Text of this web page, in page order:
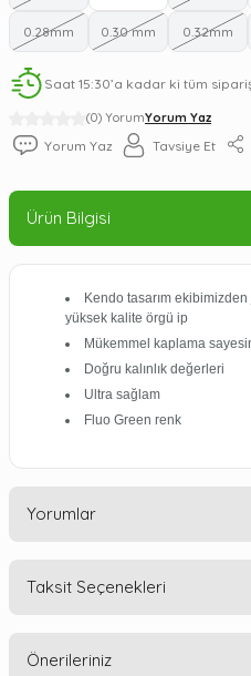
(0) YorumYorum Yaz
0.28mm 0.30 mm 0.32mm
Saat 15:30’a kadar ki tüm
Yorum Yaz Tavsiye Et
Ürün Bilgisi
Kendo tasarım
yüksek kalite örgü ip
Mükemmel kaplama
Doğru kalınlık değerleri
Ultra sağlam
Fluo Green renk
Yorumlar
Taksit Seçenekleri
Önerileriniz